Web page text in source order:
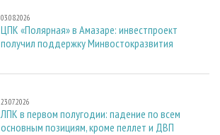
03.08.2026
ЦПК «Полярная» в Амазаре: инвестпроект
получил поддержку Минвостокразвития
23.07.2026
ЛПК в первом полугодии: падение по всем
основным позициям, кроме пеллет и ДВП